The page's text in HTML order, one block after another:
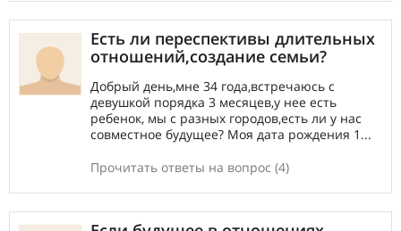
Есть ли переспективы длительных
отношений,создание семьи?
Добрый день,мне 34 года,встречаюсь с
девушкой порядка 3 месяцев,у нее есть
ребенок, мы с разных городов,есть ли у нас
совместное будущее? Моя дата рождения 1...
Прочитать ответы на вопрос (4)